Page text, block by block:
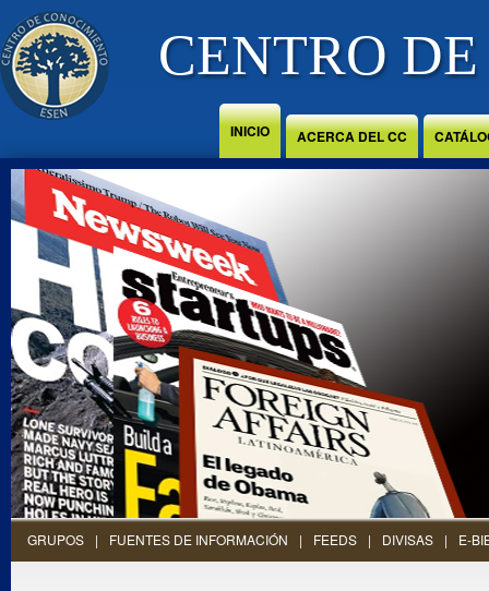
Jump to Content
CENTRO
INICIO ACERCA DEL CC
GRUPOS FUENTES DE INFORMACIÓN FEEDS DIVISAS E-